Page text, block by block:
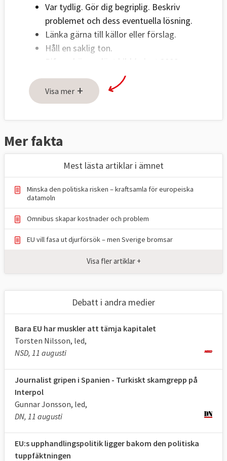
Var tydlig. Gör dig begriplig. Beskriv
problemet och dess eventuella lösning.
Länka gärna till källor eller förslag.
Håll en saklig ton.
Bifoga högupplöst bild (minst 2000
pixlar) på debattör i liggande format.
Ange fotograf.
Om fler personer ska visas på bild
Skicka text och bild till:
red@europaportalen.se
Visa mer +
Mer fakta
Mest lästa artiklar i ämnet
Minska den politiska risken – kraftsamla för europeiska
datamoln
Omnibus skapar kostnader och problem
EU vill fasa ut djurförsök – men Sverige bromsar
Visa fler artiklar +
Debatt i andra medier
Bara EU har muskler att tämja kapitalet
Torsten Nilsson, led,
NSD, 11 augusti
Journalist gripen i Spanien - Turkiskt skamgrepp på
Interpol
Gunnar Jonsson, led,
DN, 11 augusti
EU:s upphandlingspolitik ligger bakom den politiska
tuppfäktningen